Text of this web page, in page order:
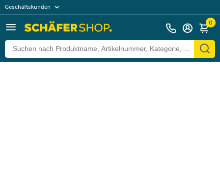
Geschäftskunden
0
Zurück